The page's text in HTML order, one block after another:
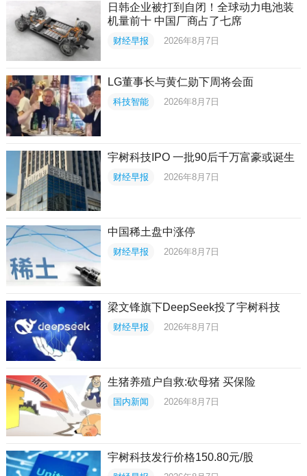
日韩企业被打到自闭！全球动力电池装
机量前十 中国厂商占了七席
财经早报 2026年8月7日
LG董事长与黄仁勋下周将会面
科技智能 2026年8月7日
宇树科技IPO 一批90后千万富豪或诞生
财经早报 2026年8月7日
中国稀土盘中涨停
财经早报 2026年8月7日
梁文锋旗下DeepSeek投了宇树科技
财经早报 2026年8月7日
生猪养殖户自救:砍母猪 买保险
国内新闻 2026年8月7日
宇树科技发行价格150.80元/股